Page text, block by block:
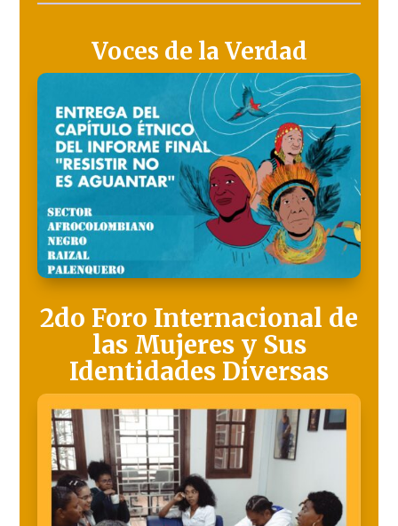
Voces de la Verdad
2do Foro Internacional de
las Mujeres y Sus
Identidades Diversas